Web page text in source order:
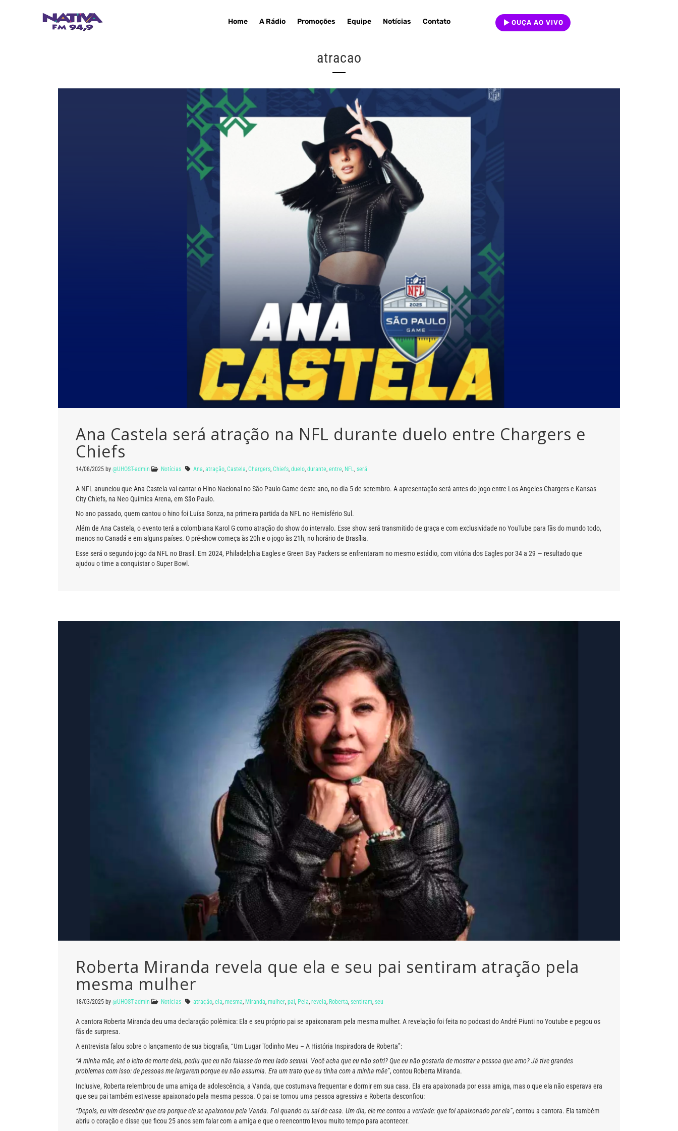
Home A Rádio Promoções Equipe Notícias Contato OUÇA AO VIVO
atracao
Ana Castela será atração na NFL durante duelo entre Chargers e
Chiefs
14/08/2025 by @UHOST-admin Notícias Ana atração Castela Chargers Chiefs duelo durante entre NFL será
A NFL anunciou que Ana Castela vai cantar o Hino Nacional no São Paulo Game deste ano, no dia 5 de setembro. A apresentação será antes do jogo entre Los Angeles Chargers e Kansas
City Chiefs, na Neo Química Arena, em São Paulo.
No ano passado, quem cantou o hino foi Luísa Sonza, na primeira partida da NFL no Hemisfério Sul.
Além de Ana Castela, o evento terá a colombiana Karol G como atração do show do intervalo. Esse show será transmitido de graça e com exclusividade no YouTube para fãs do mundo todo,
menos no Canadá e em alguns países. O pré-show começa às 20h e o jogo às 21h, no horário de Brasília.
Esse será o segundo jogo da NFL no Brasil. Em 2024, Philadelphia Eagles e Green Bay Packers se enfrentaram no mesmo estádio, com vitória dos Eagles por 34 a 29 — resultado que
ajudou o time a conquistar o Super Bowl.
Roberta Miranda revela que ela e seu pai sentiram atração pela
mesma mulher
18/03/2025 by @UHOST-admin Notícias atração ela mesma Miranda mulher pai Pela revela Roberta sentiram seu
A cantora Roberta Miranda deu uma declaração polêmica: Ela e seu próprio pai se apaixonaram pela mesma mulher. A revelação foi feita no podcast do André Piunti no Youtube e pegou os
fãs de surpresa.
A entrevista falou sobre o lançamento de sua biografia, “Um Lugar Todinho Meu – A História Inspiradora de Roberta”:
“A minha mãe, até o leito de morte dela, pediu que eu não falasse do meu lado sexual. Você acha que eu não sofri? Que eu não gostaria de mostrar a pessoa que amo? Já tive grandes
problemas com isso: de pessoas me largarem porque eu não assumia. Era um trato que eu tinha com a minha mãe”, contou Roberta Miranda.
Inclusive, Roberta relembrou de uma amiga de adolescência, a Vanda, que costumava frequentar e dormir em sua casa. Ela era apaixonada por essa amiga, mas o que ela não esperava era
que seu pai também estivesse apaixonado pela mesma pessoa. O pai se tornou uma pessoa agressiva e Roberta desconfiou:
“Depois, eu vim descobrir que era porque ele se apaixonou pela Vanda. Foi quando eu saí de casa. Um dia, ele me contou a verdade: que foi apaixonado por ela”, contou a cantora. Ela também
abriu o coração e disse que ficou 25 anos sem falar com a amiga e que o reencontro levou muito tempo para acontecer.